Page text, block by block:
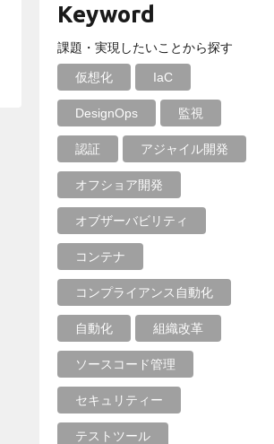
Keyword
課題・実現したいことから探す
仮想化 IaC
DesignOps 監視
認証 アジャイル開発
オフショア開発
オブザーバビリティ
コンテナ
コンプライアンス自動化
自動化 組織改革
ソースコード管理
セキュリティー
テストツール